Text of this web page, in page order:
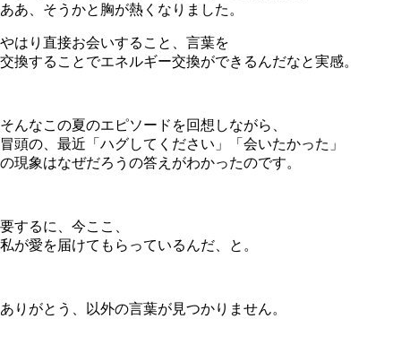
ああ、そうかと胸が熱くなりました。
やはり直接お会いすること、言葉を
交換することでエネルギー交換ができるんだなと実感。
そんなこの夏のエピソードを回想しながら、
冒頭の、最近「ハグしてください」「会いたかった」
の現象はなぜだろうの答えがわかったのです。
要するに、今ここ、
私が愛を届けてもらっているんだ、と。
ありがとう、以外の言葉が見つかりません。